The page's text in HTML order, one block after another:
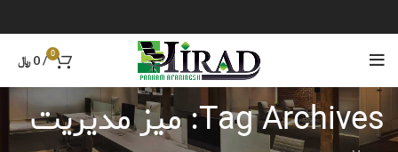
0
/
0 ﷼
Tag Archives: میز مدیریت